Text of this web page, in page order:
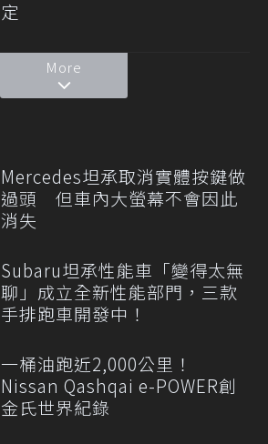
定
More
Mercedes坦承取消實體按鍵做
過頭 但車內大螢幕不會因此
消失
Subaru坦承性能車「變得太無
聊」成立全新性能部門，三款
手排跑車開發中！
一桶油跑近2,000公里！
Nissan Qashqai e-POWER創
金氏世界紀錄